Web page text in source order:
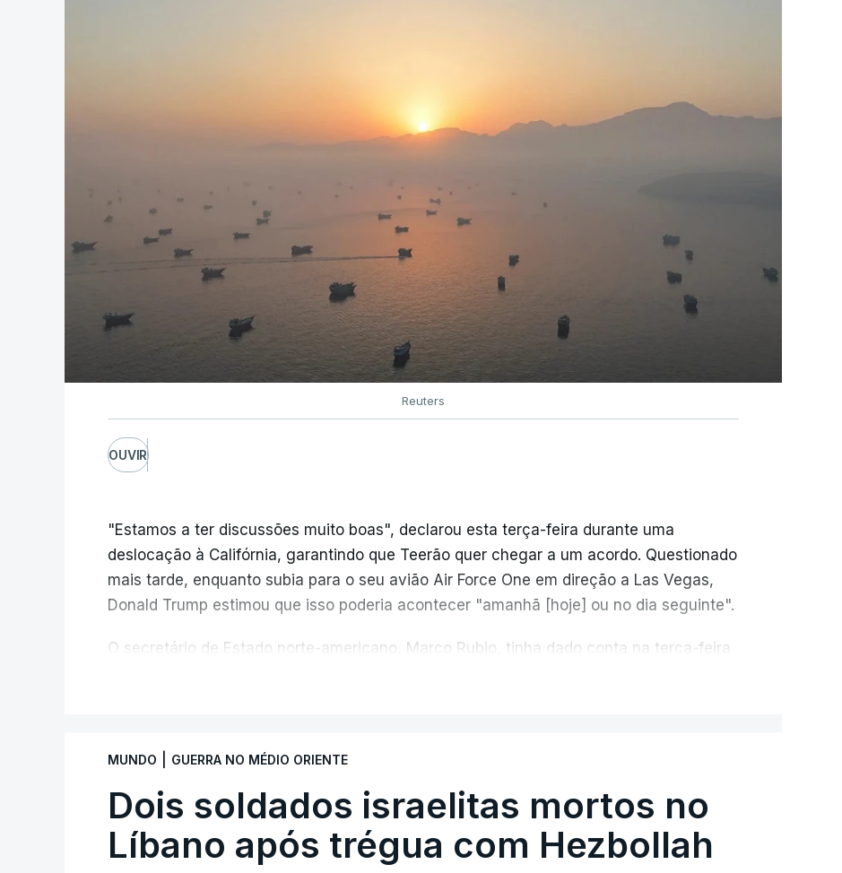
Reuters
OUVIR
"Estamos a ter discussões muito boas", declarou esta terça-feira durante uma
deslocação à Califórnia, garantindo que Teerão quer chegar a um acordo. Questionado
mais tarde, enquanto subia para o seu avião Air Force One em direção a Las Vegas,
Donald Trump estimou que isso poderia acontecer "amanhã [hoje] ou no dia seguinte".
O secretário de Estado norte-americano, Marco Rubio, tinha dado conta na terça-feira
está em discussão um acordo temporário de 60 dias para organizar a passagem
no estreito entre o Irão e o sultanato de Omã.
Este acordo preliminar prevê, segundo o Axios, que todo o transporte marítimo que
entre através do estreito utilize uma rota a norte nas águas iranianas, e que qualquer
MUNDO GUERRA NO MÉDIO ORIENTE
Dois soldados israelitas mortos no
Líbano após trégua com Hezbollah